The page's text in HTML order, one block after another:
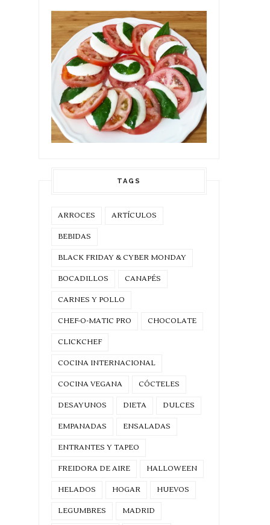
TAGS
ARROCES ARTÍCULOS
BEBIDAS
BLACK FRIDAY & CYBER MONDAY
BOCADILLOS CANAPÉS
CARNES Y POLLO
CHEF-O-MATIC PRO CHOCOLATE
CLICKCHEF
COCINA INTERNACIONAL
COCINA VEGANA CÓCTELES
DESAYUNOS DIETA DULCES
EMPANADAS ENSALADAS
ENTRANTES Y TAPEO
FREIDORA DE AIRE HALLOWEEN
HELADOS HOGAR HUEVOS
LEGUMBRES MADRID